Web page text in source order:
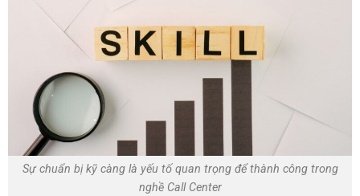
Sự chuẩn bị kỹ càng là yếu tố quan trọng để thành công trong
nghề Call Center